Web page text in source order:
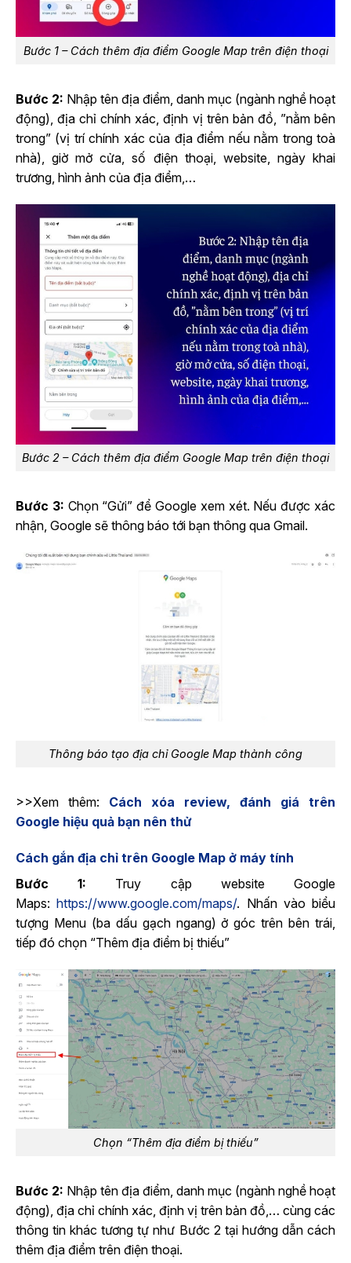
Bước 1 – Cách thêm địa điểm Google Map trên điện thoại
Bước 2: Nhập tên địa điểm, danh mục (ngành nghề hoạt
động), địa chỉ chính xác, định vị trên bản đồ, ”nằm bên
trong” (vị trí chính xác của địa điểm nếu nằm trong toà
nhà), giờ mở cửa, số điện thoại, website, ngày khai
trương, hình ảnh của địa điểm,…
Bước 2 – Cách thêm địa điểm Google Map trên điện thoại
Bước 3: Chọn “Gửi” để Google xem xét. Nếu được xác
nhận, Google sẽ thông báo tới bạn thông qua Gmail.
Thông báo tạo địa chỉ Google Map thành công
>>Xem thêm: Cách xóa review, đánh giá trên
Google hiệu quả bạn nên thử
Cách gắn địa chỉ trên Google Map ở máy tính
Bước 1: Truy cập website Google
Maps:https://www.google.com/maps/. Nhấn vào biểu
tượng Menu (ba dấu gạch ngang) ở góc trên bên trái,
tiếp đó chọn “Thêm địa điểm bị thiếu”
Chọn “Thêm địa điểm bị thiếu”
Bước 2: Nhập tên địa điểm, danh mục (ngành nghề hoạt
động), địa chỉ chính xác, định vị trên bản đồ,… cùng các
thông tin khác tương tự như Bước 2 tại hướng dẫn cách
thêm địa điểm trên điện thoại.